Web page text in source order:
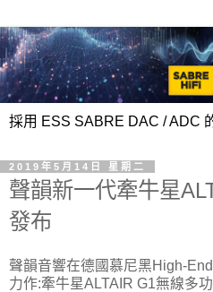
採用 ESS SABRE DAC / ADC
2019年5月14日 星期二
聲韻新一代牽牛星
發布
聲韻音響在德國慕尼黑High-
力作:牽牛星ALTAIR G1無線多